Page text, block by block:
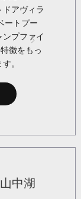
ドアヴィラ
ートプー
ンプファイ
徴をもっ
。
中湖